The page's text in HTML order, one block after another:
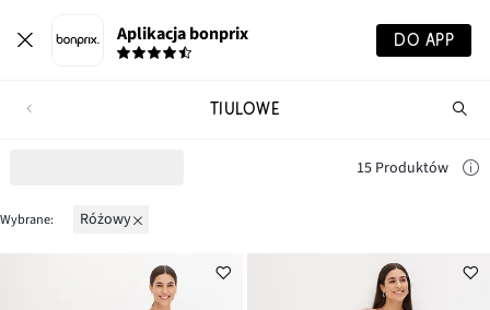
Aplikacja bonprix DO APP
TIULOWE
15 Produktów
Wybrane: różowy